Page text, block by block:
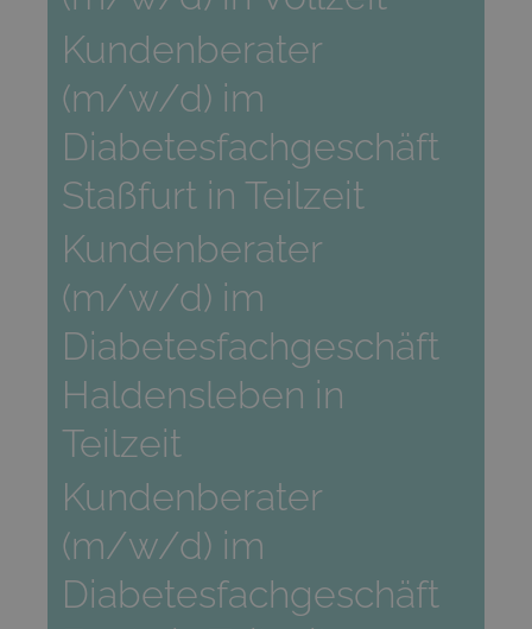
Kundenberater
(m/w/d) im
Diabetesfachgeschäft
Staßfurt in Teilzeit
Kundenberater
(m/w/d) im
Diabetesfachgeschäft
Haldensleben in
Teilzeit
Kundenberater
(m/w/d) im
Diabetesfachgeschäft